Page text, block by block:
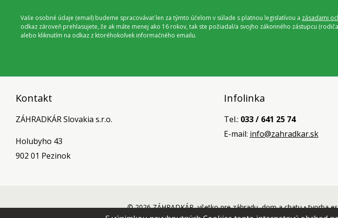
Vaše osobné údaje (email) budeme spracovávať len za týmto účelom v súlade s platnou legislatívou a zásadami
odkaz zároveň prehlasujete, že ak máte menej ako 16 rokov, tak ste požiadal/a svojho zákonného zástupcu
alebo kliknutím na odkaz z ktoréhokoľvek informačného emailu.
Kontakt
ZÁHRADKÁR Slovakia s.r.o.
Holubyho 43
902 01 Pezinok
Infolinka
Tel.: 033 / 641 25 74
E-mail: info@zahradkar.sk
© 2026 ZÁHRADKÁR, všetko pre záhradu, dom a chatu •tvorba